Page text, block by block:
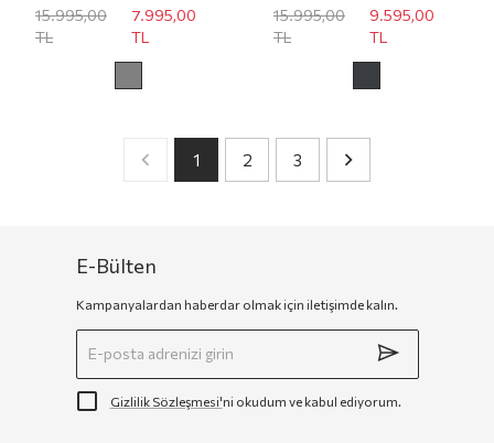
15.995,00
TL
7.995,00
TL
15.995,00
TL
9.595,00
TL
1 2 3
E-Bülten
Kampanyalardan haberdar olmak için iletişimde kalın.
Gizlilik Sözleşmesi'ni okudum ve kabul ediyorum.